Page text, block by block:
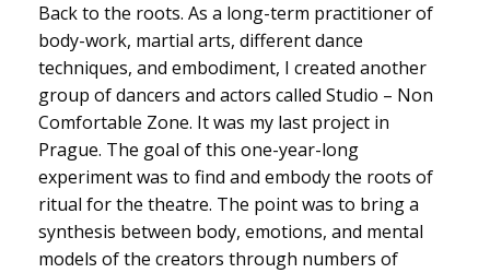
Back to the roots. As a long-term practitioner of
body-work, martial arts, different dance
techniques, and embodiment, I created another
group of dancers and actors called Studio – Non
Comfortable Zone. It was my last project in
Prague. The goal of this one-year-long
experiment was to find and embody the roots of
ritual for the theatre. The point was to bring a
synthesis between body, emotions, and mental
models of the creators through numbers of